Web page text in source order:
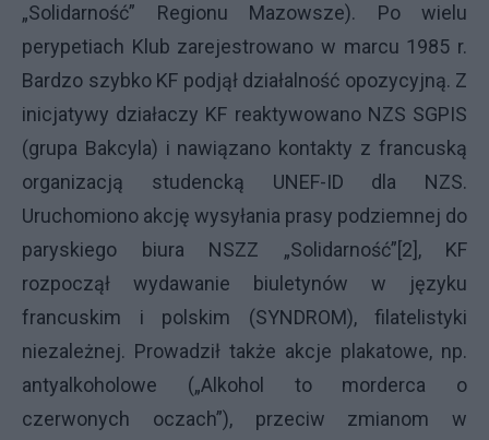
„Solidarność” Regionu Mazowsze). Po wielu
perypetiach Klub zarejestrowano w marcu 1985 r.
Bardzo szybko KF podjął działalność opozycyjną. Z
inicjatywy działaczy KF reaktywowano NZS SGPIS
(grupa Bakcyla) i nawiązano kontakty z francuską
organizacją studencką UNEF-ID dla NZS.
Uruchomiono akcję wysyłania prasy podziemnej do
paryskiego biura NSZZ „Solidarność”[2], KF
rozpoczął wydawanie biuletynów w języku
francuskim i polskim (SYNDROM), filatelistyki
niezależnej. Prowadził także akcje plakatowe, np.
antyalkoholowe („Alkohol to morderca o
czerwonych oczach”), przeciw zmianom w